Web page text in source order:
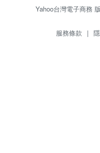
Yahoo台灣電子商務
服務條款 |